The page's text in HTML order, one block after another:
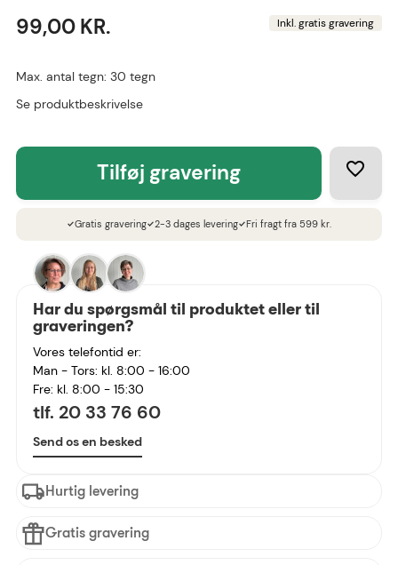
99,00 KR. Inkl. gratis gravering
Max. antal tegn: 30 tegn
Se produktbeskrivelse
tilføj gravering
checkGratis graveringcheck2-3 dages leveringcheckFri fragt fra 599 kr.
Har du spørgsmål til produktet eller til
graveringen?
Vores telefontid er:
Man - Tors: kl. 8:00 - 16:00
Fre: kl. 8:00 - 15:30
tlf. 20 33 76 60
Send os en besked
Hurtig levering
Gratis gravering